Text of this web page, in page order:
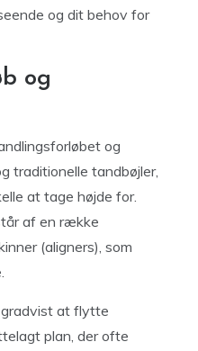
og dit behov for
og
og
traditionelle tandbøjler,
at tage højde for.
af en række
(aligners), som
gradvist at flytte
plan, der ofte